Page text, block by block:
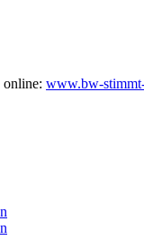
online: www.bw-